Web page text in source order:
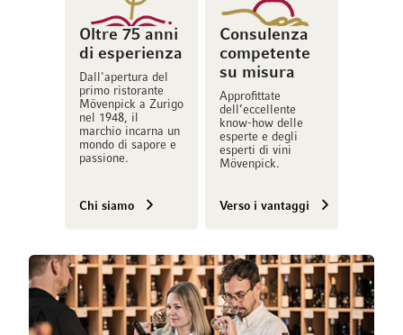
Oltre 75 anni
di esperienza
Dall'apertura del
primo ristorante
Mövenpick a Zurigo
nel 1948, il
marchio incarna un
mondo di sapore e
passione.
Chi siamo
Consulenza
competente
su misura
Approfittate
dell’eccellente
know-how delle
esperte e degli
esperti di vini
Mövenpick.
Verso i vantaggi